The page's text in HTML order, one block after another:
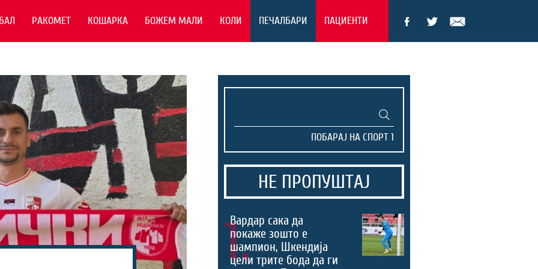
РАКОМЕТ КОШАРКА БОЖЕМ МАЛИ КОЛИ ПЕЧАЛБАРИ ПАЦИЕНТИ
НЕ ПРОПУШТАЈ
1.
Вардар сака да
покаже зошто е
шампион, Шкендија
цели трите бода да ги